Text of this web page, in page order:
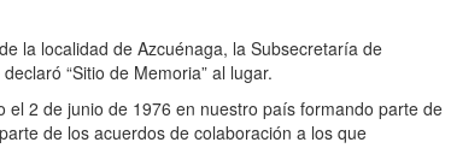
la localidad de Azcuénaga, la Subsecretaría de
“Sitio de Memoria” al lugar.
2 de junio de 1976 en nuestro país formando parte de
de los acuerdos de colaboración a los que